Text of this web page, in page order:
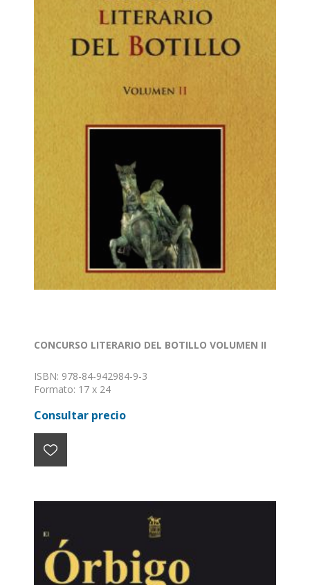
CONCURSO LITERARIO DEL BOTILLO VOLUMEN II
ISBN: 978-84-942984-9-3
Formato: 17 x 24
Encuadernación: Rústica tapa dura
Consultar precio